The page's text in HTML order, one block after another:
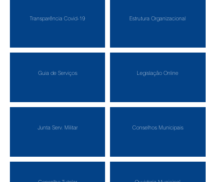
Transparência Covid-19 Estrutura Organizacional
Guia de Serviços Legislação Online
Junta Serv. Militar Conselhos Municipais